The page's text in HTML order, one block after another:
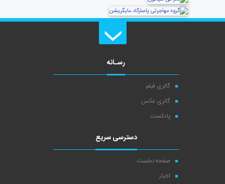
رسـانه
گالری فیلم
گالری عکس
پادکست
دسترسی سریع
صفحه نخست
اخبار